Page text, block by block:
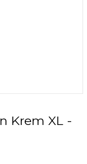
Krem XL -